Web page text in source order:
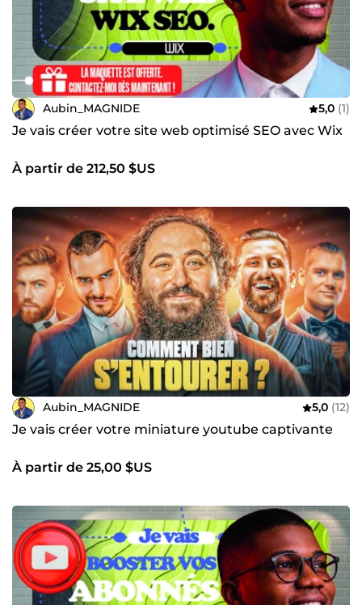
Aubin_MAGNIDE 5,0 (1)
Je vais créer votre site web optimisé SEO avec Wix
À partir de 212,50 $US
Aubin_MAGNIDE 5,0 (12)
Je vais créer votre miniature youtube captivante
À partir de 25,00 $US